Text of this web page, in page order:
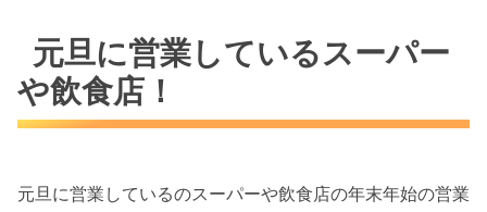
元旦に営業しているスーパー
や飲食店！
元旦に営業しているのスーパーや飲食店の年末年始の営業